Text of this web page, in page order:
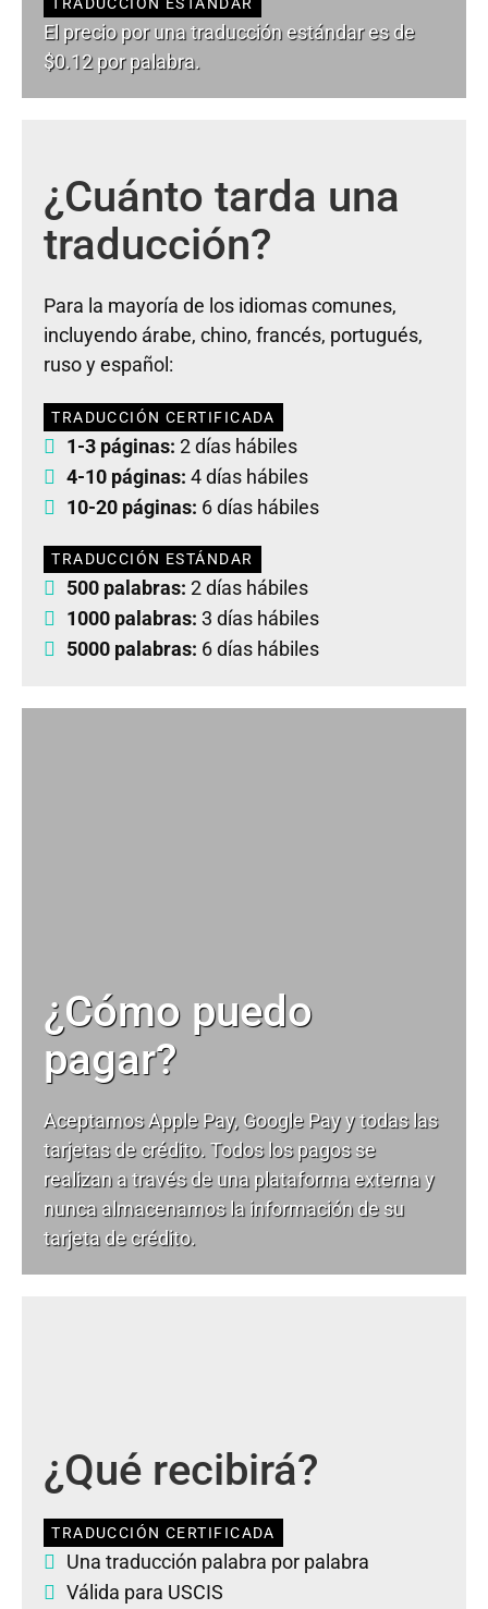
El precio por una traducción estándar es de
$0.12 por palabra.
¿Cuánto tarda una
traducción?
Para la mayoría de los idiomas comunes,
incluyendo árabe, chino, francés, portugués,
ruso y español:
TRADUCCIÓN CERTIFICADA
1-3 páginas: 2 días hábiles
4-10 páginas: 4 días hábiles
10-20 páginas: 6 días hábiles
TRADUCCIÓN ESTÁNDAR
500 palabras: 2 días hábiles
1000 palabras: 3 días hábiles
5000 palabras: 6 días hábiles
¿Cómo puedo
pagar?
Aceptamos Apple Pay, Google Pay y todas las
tarjetas de crédito. Todos los pagos se
realizan a través de una plataforma externa y
nunca almacenamos la información de su
tarjeta de crédito.
¿Qué recibirá?
TRADUCCIÓN CERTIFICADA
Una traducción palabra por palabra
Válida para USCIS